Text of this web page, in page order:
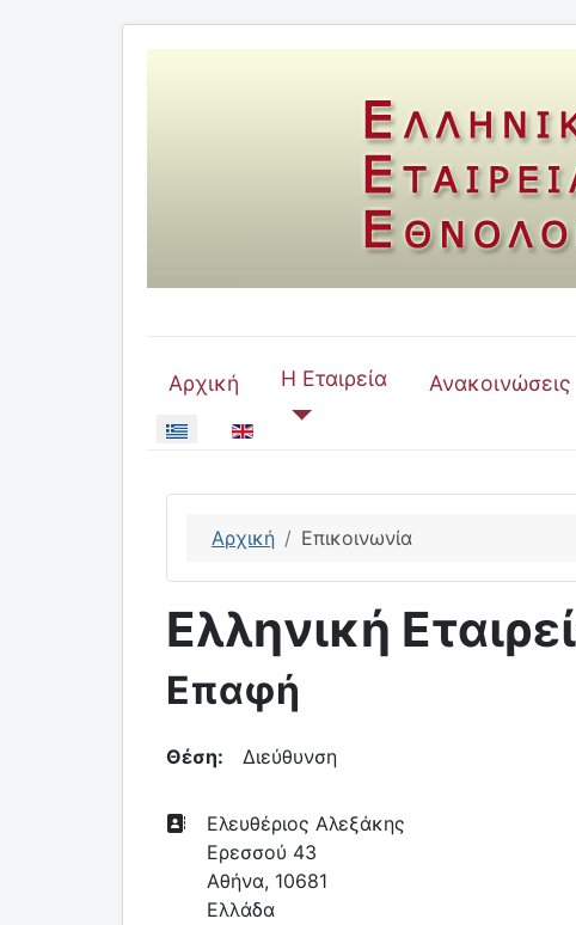
Αρχική Η Εταιρεία Ανακοινώσεις
Επιλέξτε τη γλώσσα σας
Αρχική Επικοινωνία
Ελληνική
Επαφή
Θέση: Διεύθυνση
Διεύθυνση:
Ελευθέριος Αλεξάκης
Ερεσσού 43
Αθήνα, 10681
Ελλάδα